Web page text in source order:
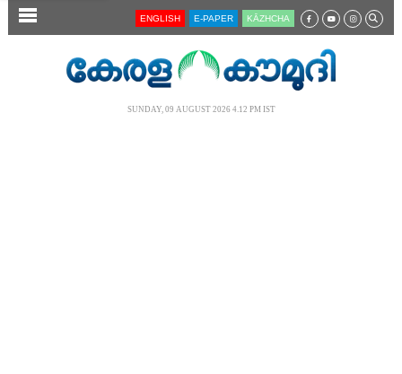
SECTIONS ENGLISH E-PAPER KĀZHCHA
SUNDAY, 09 AUGUST 2026 4.12 PM IST